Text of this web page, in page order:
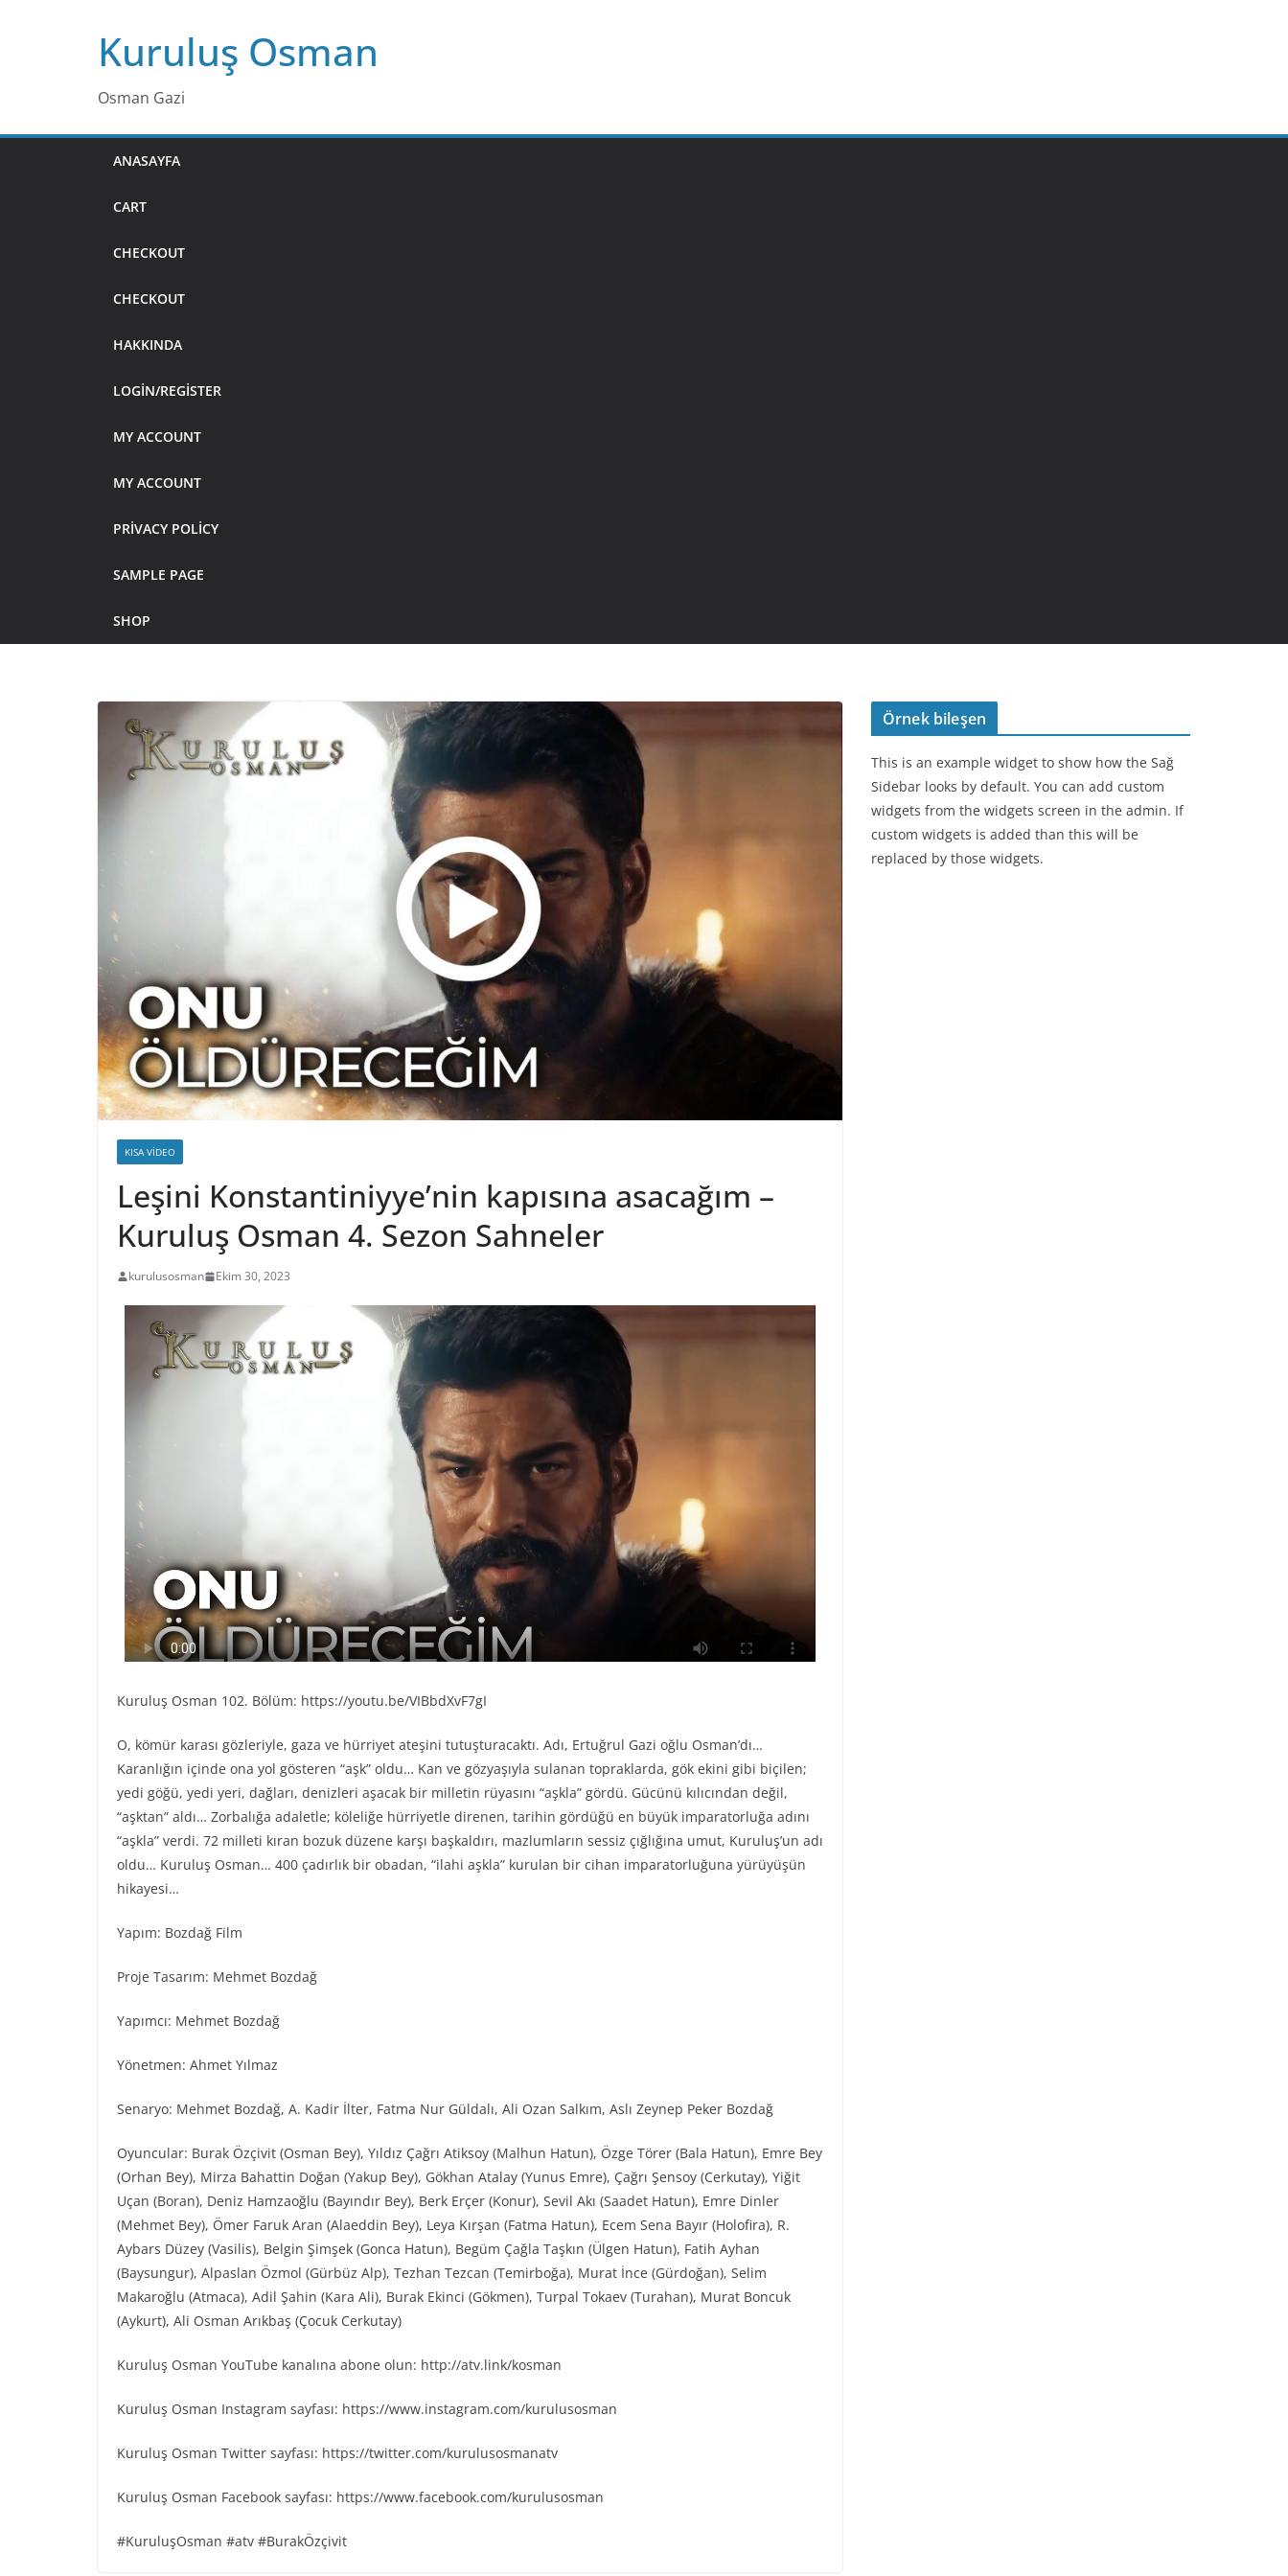
Kuruluş Osman
Osman Gazi
ANASAYFA
CART
CHECKOUT
CHECKOUT
HAKKINDA
LOGIN/REGISTER
MY ACCOUNT
MY ACCOUNT
PRIVACY POLICY
SAMPLE PAGE
SHOP
KISA VIDEO
Leşini Konstantiniyye’nin kapısına asacağım –
Kuruluş Osman 4. Sezon Sahneler
kurulusosman Ekim 30, 2023
Kuruluş Osman 102. Bölüm: https://youtu.be/VIBbdXvF7gI
O, kömür karası gözleriyle, gaza ve hürriyet ateşini tutuşturacaktı. Adı, Ertuğrul Gazi oğlu Osman’dı…
Karanlığın içinde ona yol gösteren “aşk” oldu… Kan ve gözyaşıyla sulanan topraklarda, gök ekini gibi biçilen;
yedi göğü, yedi yeri, dağları, denizleri aşacak bir milletin rüyasını “aşkla” gördü. Gücünü kılıcından değil,
“aşktan” aldı… Zorbalığa adaletle; köleliğe hürriyetle direnen, tarihin gördüğü en büyük imparatorluğa adını
“aşkla” verdi. 72 milleti kıran bozuk düzene karşı başkaldırı, mazlumların sessiz çığlığına umut, Kuruluş’un adı
oldu… Kuruluş Osman… 400 çadırlık bir obadan, “ilahi aşkla” kurulan bir cihan imparatorluğuna yürüyüşün
hikayesi…
Yapım: Bozdağ Fi̇lm
Proje Tasarım: Mehmet Bozdağ
Yapımcı: Mehmet Bozdağ
Yönetmen: Ahmet Yılmaz
Senaryo: Mehmet Bozdağ, A. Kadir İlter, Fatma Nur Güldalı, Ali Ozan Salkım, Aslı Zeynep Peker Bozdağ
Oyuncular: Burak Özçivit (Osman Bey), Yıldız Çağrı Atiksoy (Malhun Hatun), Özge Törer (Bala Hatun), Emre Bey
(Orhan Bey), Mirza Bahattin Doğan (Yakup Bey), Gökhan Atalay (Yunus Emre), Çağrı Şensoy (Cerkutay), Yiğit
Uçan (Boran), Deniz Hamzaoğlu (Bayındır Bey), Berk Erçer (Konur), Sevil Akı (Saadet Hatun), Emre Dinler
(Mehmet Bey), Ömer Faruk Aran (Alaeddin Bey), Leya Kırşan (Fatma Hatun), Ecem Sena Bayır (Holofira), R.
Aybars Düzey (Vasilis), Belgin Şimşek (Gonca Hatun), Begüm Çağla Taşkın (Ülgen Hatun), Fatih Ayhan
(Baysungur), Alpaslan Özmol (Gürbüz Alp), Tezhan Tezcan (Temirboğa), Murat İnce (Gürdoğan), Selim
Makaroğlu (Atmaca), Adil Şahin (Kara Ali), Burak Ekinci (Gökmen), Turpal Tokaev (Turahan), Murat Boncuk
(Aykurt), Ali Osman Arıkbaş (Çocuk Cerkutay)
Kuruluş Osman YouTube kanalına abone olun: http://atv.link/kosman
Kuruluş Osman Instagram sayfası: https://www.instagram.com/kurulusosman
Kuruluş Osman Twitter sayfası: https://twitter.com/kurulusosmanatv
Kuruluş Osman Facebook sayfası: https://www.facebook.com/kurulusosman
#KuruluşOsman #atv #BurakÖzçivit
Örnek bileşen
This is an example widget to show how the Sağ
Sidebar looks by default. You can add custom
widgets from the widgets screen in the admin. If
custom widgets is added than this will be
replaced by those widgets.